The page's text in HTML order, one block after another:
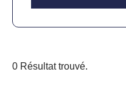
0 Résultat trouvé.